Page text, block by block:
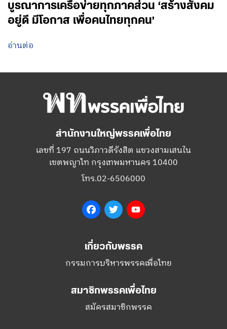
บูรณาการเครือข่ายทุกภาคส่วน ‘สร้างสังคม
อยู่ดี มีโอกาส เพื่อคนไทยทุกคน’
อ่านต่อ
สำนักงานใหญ่พรรคเพื่อไทย
เลขที่ 197 ถนนวิภาวดีรังสิต แขวงสามเสนใน
เขตพญาไท กรุงเทพมหานคร 10400
โทร.02-6506000
FacebookTwitter
เกี่ยวกับพรรค
กรรมการบริหารพรรคเพื่อไทย
สมาชิกพรรคเพื่อไทย
สมัครสมาชิกพรรค